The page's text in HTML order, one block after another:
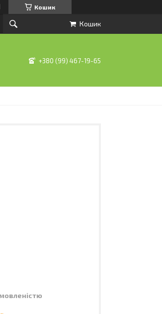
Кошик
Кошик
+380 (99) 467-19-65